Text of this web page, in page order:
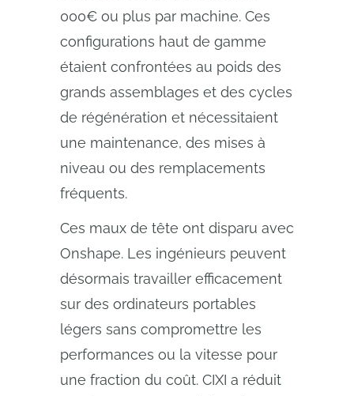
000€ ou plus par machine. Ces
configurations haut de gamme
étaient confrontées au poids des
grands assemblages et des cycles
de régénération et nécessitaient
une maintenance, des mises à
niveau ou des remplacements
fréquents.
Ces maux de tête ont disparu avec
Onshape. Les ingénieurs peuvent
désormais travailler efficacement
sur des ordinateurs portables
légers sans compromettre les
performances ou la vitesse pour
une fraction du coût. CIXI a réduit